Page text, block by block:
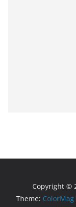
Copyright ©
Theme: ColorMag